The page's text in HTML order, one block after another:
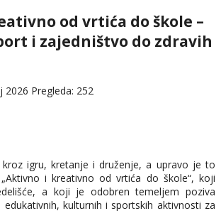
od vrtića do škole –
i zajedništvo do zdravih
2026 Pregleda: 252
igru, kretanje i druženje, a upravo je to
i kreativno od vrtića do škole“, koji
a koji je odobren temeljem poziva
edukativnih, kulturnih i sportskih aktivnosti za